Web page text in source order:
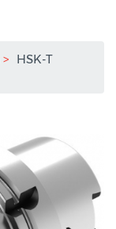
HSK-T